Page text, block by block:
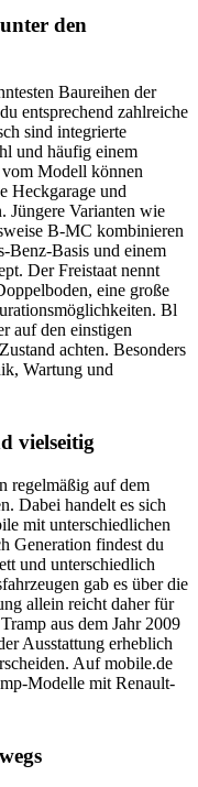
den
Baureihen der
entsprechend zahlreiche
sind integrierte
und häufig einem
Modell können
Heckgarage und
Jüngere Varianten wie
B-MC kombinieren
Benz-Basis und einem
Der Freistaat nennt
eine große
Bl
auf den einstigen
achten. Besonders
Wartung und
vielseitig
regelmäßig auf dem
Dabei handelt es sich
mit unterschiedlichen
Generation findest du
und unterschiedlich
gab es über die
allein reicht daher für
aus dem Jahr 2009
Ausstattung erheblich
Auf mobile.de
Modelle mit Renault-